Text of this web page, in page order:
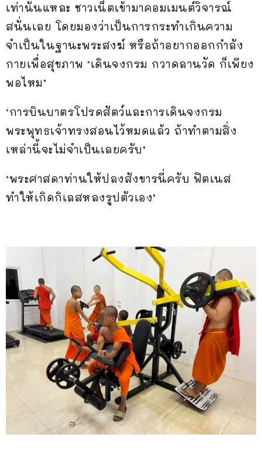
เท่านั้นแหละ ชาวเน็ตเข้ามาคอมเมนต์วิจารณ์
สนั่นเลย โดยมองว่าเป็นการกระทำเกินความ
จำเป็นในฐานะพระสงฆ์ หรือถ้าอยากออกกำลัง
กายเพื่อสุขภาพ ‘เดินจงกรม กวาดลานวัด ก็เพียง
พอไหม’
‘การบินบาตรโปรดสัตว์และการเดินจงกรม
พระพุทธเจ้าทรงสอนไว้หมดแล้ว ถ้าทำตามสิ่ง
เหล่านี้จะไม่จำเป็นเลยครับ’
‘พระศาสดาท่านให้ปลงสังขารนี่ครับ ฟิตเนส
ทำให้เกิดกิเลสหลงรูปตัวเอง’